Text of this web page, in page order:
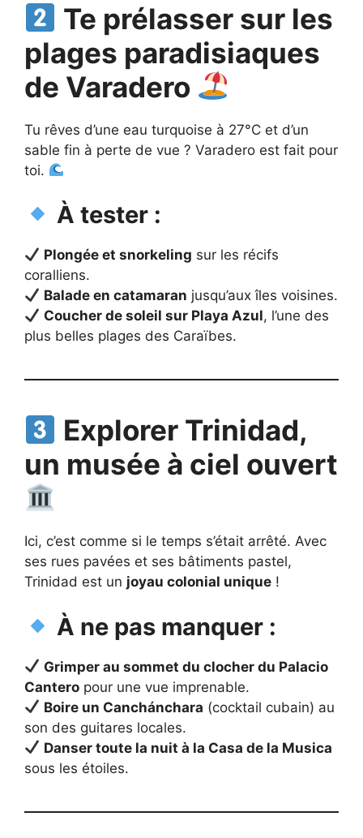
Te prélasser sur les
plages paradisiaques
de Varadero
Tu rêves d’une eau turquoise à 27°C et d’un
sable fin à perte de vue ? Varadero est fait pour
toi.
À tester :
Plongée et snorkeling sur les récifs
coralliens.
Balade en catamaran jusqu’aux îles voisines.
Coucher de soleil sur Playa Azul, l’une des
plus belles plages des Caraïbes.
Explorer Trinidad,
un musée à ciel ouvert
Ici, c’est comme si le temps s’était arrêté. Avec
ses rues pavées et ses bâtiments pastel,
Trinidad est un joyau colonial unique !
À ne pas manquer :
Grimper au sommet du clocher du Palacio
Cantero pour une vue imprenable.
Boire un Canchánchara (cocktail cubain) au
son des guitares locales.
Danser toute la nuit à la Casa de la Musica
sous les étoiles.